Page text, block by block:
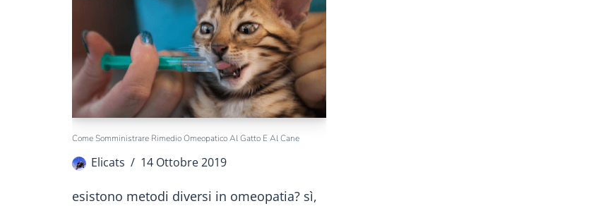
Come Somministrare Rimedio Omeopatico Al Gatto E Al Cane
Elicats 14 Ottobre 2019
esistono metodi diversi in omeopatia? sì,